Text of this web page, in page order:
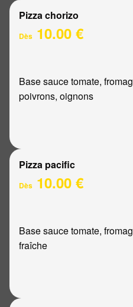
Pizza chorizo
Dès 10.00 €
Base sauce tomate,
poivrons, oignons
Pizza pacific
Dès 10.00 €
Base sauce tomate,
fraîche